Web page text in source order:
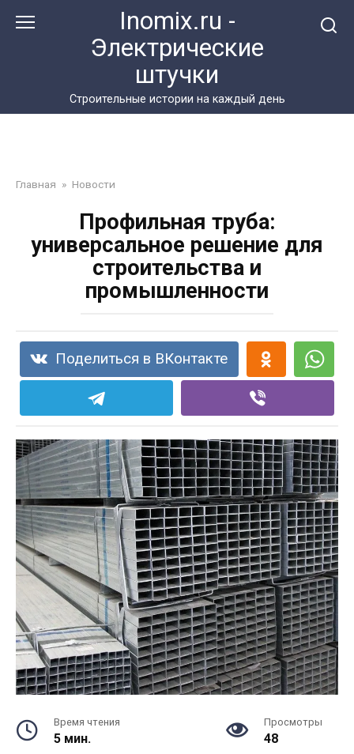
Inomix.ru -
Электрические
штучки
Cтроительные истории на каждый день
Главная » Новости
Профильная труба:
универсальное решение для
строительства и
промышленности
Поделиться в ВКонтакте
Время чтения
5 мин.
Просмотры
48